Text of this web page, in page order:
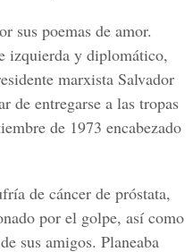
sus poemas de amor.
izquierda y diplomático,
marxista Salvador
de entregarse a las tropas
de 1973 encabezado
de cáncer de próstata,
por el golpe, así como
sus amigos. Planeaba